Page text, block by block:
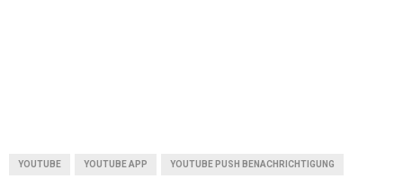
YOUTUBE YOUTUBE APP YOUTUBE PUSH BENACHRICHTIGUNG